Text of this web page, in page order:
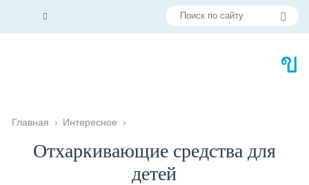
Главная › Интересное ›
Отхаркивающие средства для
детей